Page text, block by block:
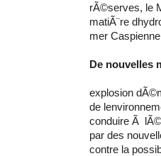
rÃ©serves, le
matiÃ¨re
mer
De nouvelles
explosion
de
conduire Ã
par des
contre la